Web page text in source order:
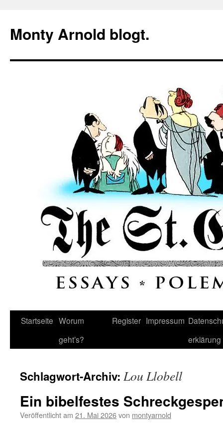
springen
Monty Arnold blogt.
Startseite Worum
geht’s?
Register Impressum
erklärung
Schlagwort-Archiv: Lou Llobell
Ein bibelfestes
Veröffentlicht am 21. Mai 2026von montyarnold